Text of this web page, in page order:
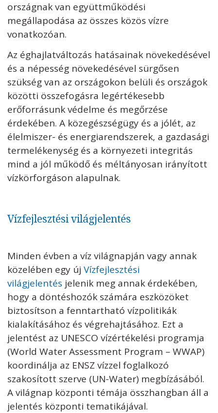
országnak van együttműködési
megállapodása az összes közös vízre
vonatkozóan.
Az éghajlatváltozás hatásainak növekedésével
és a népesség növekedésével sürgősen
szükség van az országokon belüli és országok
közötti összefogásra legértékesebb
erőforrásunk védelme és megőrzése
érdekében. A közegészségügy és a jólét, az
élelmiszer- és energiarendszerek, a gazdasági
termelékenység és a környezeti integritás
mind a jól működő és méltányosan irányított
vízkörforgáson alapulnak.
Vízfejlesztési világjelentés
Minden évben a víz világnapján vagy annak
közelében egy új Vízfejlesztési
világjelentés jelenik meg annak érdekében,
hogy a döntéshozók számára eszközöket
biztosítson a fenntartható vízpolitikák
kialakításához és végrehajtásához. Ezt a
jelentést az UNESCO vízértékelési programja
(World Water Assessment Program – WWAP)
koordinálja az ENSZ vízzel foglalkozó
szakosított szerve (UN-Water) megbízásából.
A világnap központi témája összhangban áll a
jelentés központi tematikájával.